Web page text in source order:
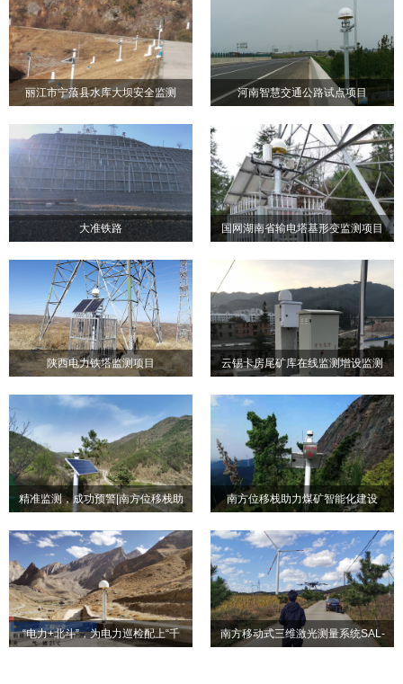
丽江市宁蒗县水库大坝安全监测
监测
河南智慧交通公路试点项目
大准铁路 国网湖南省输电塔基形变监测项目
陕西电力铁塔监测项目 云锡卡房尾矿库在线监测增设监测
设监测系统项目
精准监测，成功预警|南方位移栈助
移栈助力洛南县构筑防灾减
灾安全防线
南方位移栈助力煤矿智能化建设
建设
“电力+北斗”，为电力巡检配上“千 南方移动式三维激光测量系统SAL-